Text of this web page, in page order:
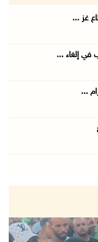
غز ...
إلغاء ...
...
...